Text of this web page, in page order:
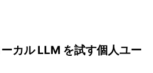
カル LLM を試す個人ユー